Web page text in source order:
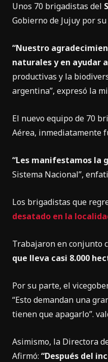
Unos 70 brigadistas del
Gobierno de Jujuy por
“Nuestro
naturales y en ayudar
productivas y la
argentina”, expresó la
El nuevo equipo de 70
Aérea, inmediatamente
“Les manifestamos la
Sistema Nacional”,
Los brigadistas que
desatado en la
Trabajaron en conjunto
que lleva casi 8.000
Por su parte, el
“Esto demandan una
tienen que apagarlo”.
Asimismo, la Directora
Afirmó: “Después del